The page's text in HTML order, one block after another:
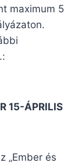
maximum 5
15-ÁPRILIS
„Ember és